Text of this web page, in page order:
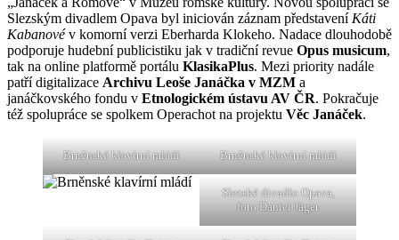
Slezským divadlem Opava byl iniciován záznam představení Káti
Kabanovév komorní verzi Eberharda Klokeho. Nadace dlouhodobě
podporuje hudební publicistiku jak v tradiční revue Opus musicum,
tak na online platformě portálu KlasikaPlus. Mezi priority nadále
patří digitalizace Archivu Leoše Janáčka v MZM a
janáčkovského fondu v Etnologickém ústavu AV ČR. Pokračuje
též spolupráce se spolkem Operachot na projektu Věc Janáček.
Brněnské klavírní mládí Brněnské klavírní mládí
Slezské divadlo Opava,
foto Daniel Jäger